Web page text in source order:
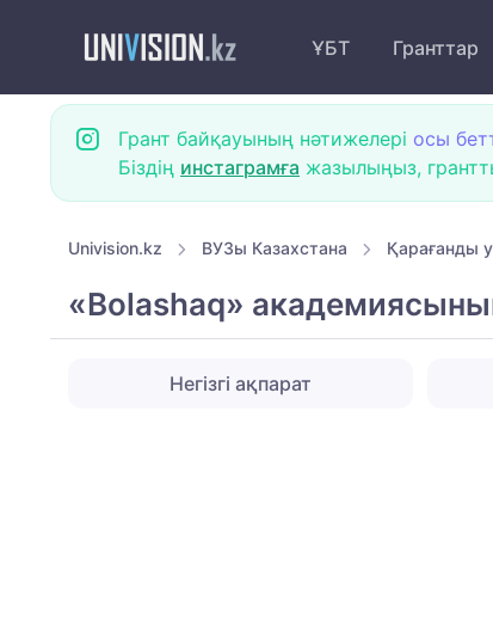
ҰБТ Гранттар
Грант байқауының нәтижелері осы
Біздің инстаграмға жазылыңыз,
Univision.kz ВУЗы Казахстана Қарағанды
«Bolashaq»
Негізгі ақпарат